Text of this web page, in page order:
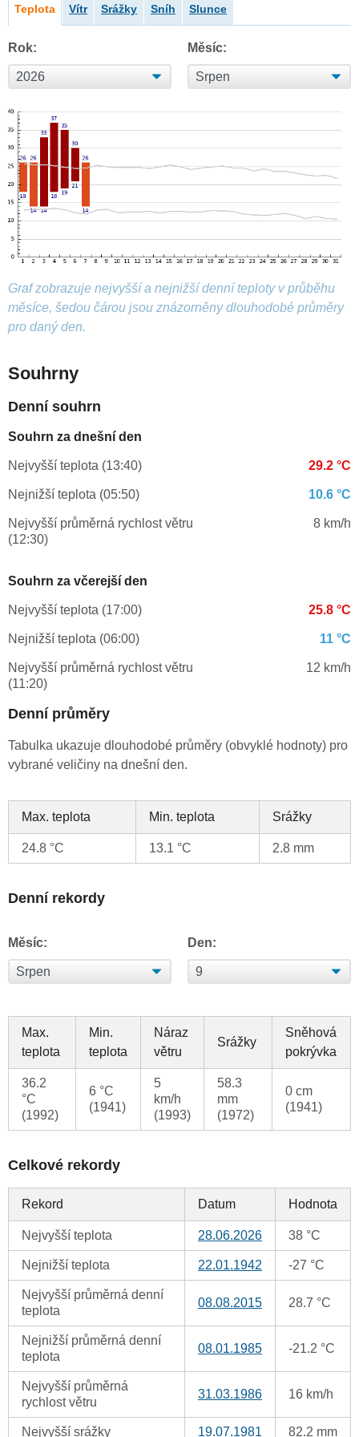
Teplota Vítr Srážky Sníh Slunce
Rok: Měsíc:
Graf zobrazuje nejvyšší a nejnižší denní teploty v průběhu
měsíce, šedou čárou jsou znázorněny dlouhodobé průměry
pro daný den.
Souhrny
Denní souhrn
Souhrn za dnešní den
Nejvyšší teplota (13:40) 29.2 °C
Nejnižší teplota (05:50) 10.6 °C
Nejvyšší průměrná rychlost větru
(12:30)
8 km/h
Souhrn za včerejší den
Nejvyšší teplota (17:00) 25.8 °C
Nejnižší teplota (06:00) 11 °C
Nejvyšší průměrná rychlost větru
(11:20)
12 km/h
Denní průměry
Tabulka ukazuje dlouhodobé průměry (obvyklé hodnoty) pro
vybrané veličiny na dnešní den.
Max. teplota Min. teplota Srážky
24.8 °C 13.1 °C 2.8 mm
Denní rekordy
Měsíc: Den:
Max.
teplota
Min.
teplota
Náraz
větru
Srážky
Sněhová
pokrývka
36.2
°C
(1992)
6 °C
(1941)
5
km/h
(1993)
58.3
mm
(1972)
0 cm
(1941)
Celkové rekordy
Rekord Datum Hodnota
Nejvyšší teplota 28.06.2026 38 °C
Nejnižší teplota 22.01.1942 -27 °C
Nejvyšší průměrná denní
teplota
08.08.2015 28.7 °C
Nejnižší průměrná denní
teplota
08.01.1985 -21.2 °C
Nejvyšší průměrná
rychlost větru
31.03.1986 16 km/h
Nejvyšší srážky 19.07.1981 82.2 mm